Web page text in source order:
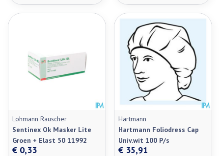
Lohmann Rauscher
Sentinex Ok Masker Lite
Groen + Elast 50 11992
€ 0,33
Hartmann
Hartmann Foliodress Cap
Univ.wit 100 P/s
€ 35,91